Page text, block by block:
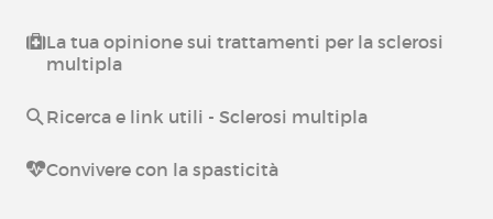
La tua opinione sui trattamenti per la sclerosi
multipla
Ricerca e link utili - Sclerosi multipla
Convivere con la spasticità